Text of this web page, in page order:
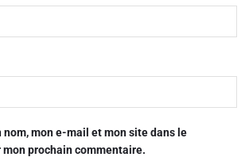
nom, mon e-mail et mon site dans le
prochain commentaire.